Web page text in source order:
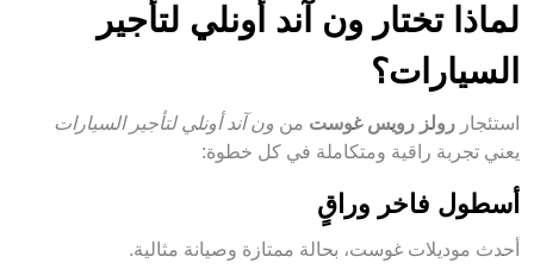
لماذا تختار ون آند أونلي لتأجير
السيارات؟
استئجار رولز رويس غوست من ون آند أونلي لتأجير السيارات
يعني تجربة راقية ومتكاملة في كل خطوة:
أسطول فاخر وراقٍ
أحدث موديلات غوست، بحالة ممتازة وصيانة مثالية.